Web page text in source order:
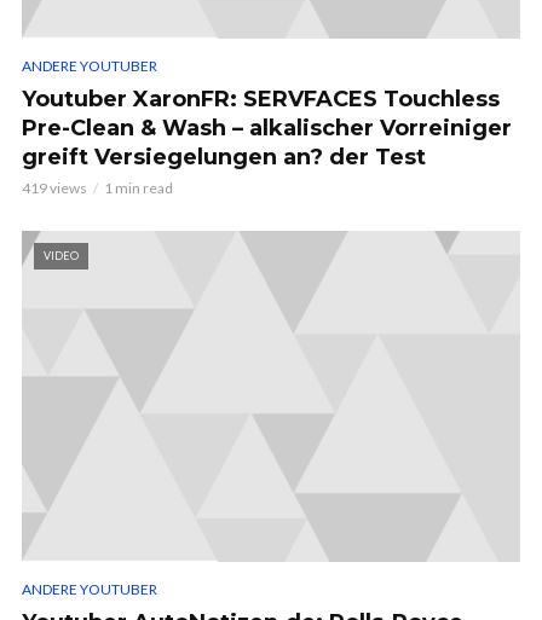
ANDERE YOUTUBER
Youtuber XaronFR: SERVFACES Touchless
Pre-Clean & Wash – alkalischer Vorreiniger
greift Versiegelungen an? der Test
419 views 1 min read
VIDEO
ANDERE YOUTUBER